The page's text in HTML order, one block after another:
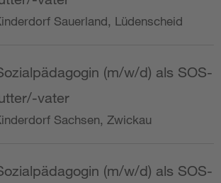
Sauerland, Lüdenscheid
(m/w/d) als SOS-
vater
Sachsen, Zwickau
(m/w/d) als SOS-